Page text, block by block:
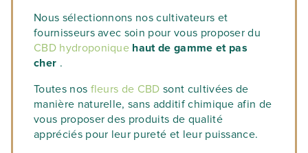
Nous sélectionnons nos cultivateurs et
fournisseurs avec soin pour vous proposer du
CBD hydroponique haut de gamme et pas
cher .
Toutes nos fleurs de CBD sont cultivées de
manière naturelle, sans additif chimique afin de
vous proposer des produits de qualité
appréciés pour leur pureté et leur puissance.